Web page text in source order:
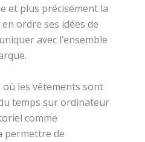
et plus précisément la
ordre ses idées de
avec l’ensemble
où les vêtements sont
temps sur ordinateur
comme
permettre de